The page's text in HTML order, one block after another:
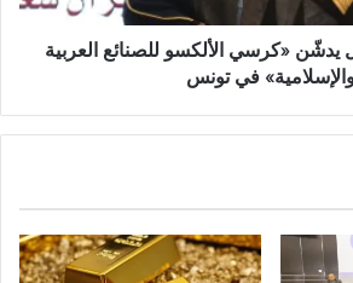
يدشّن «كرسي الألكسو للصنائع العربية
في تونس